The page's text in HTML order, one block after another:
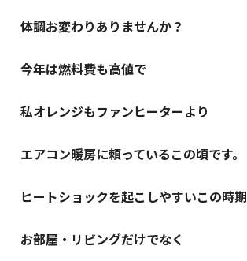
体調お変わりありませんか？
今年は燃料費も高値で
私オレンジもファンヒーターより
エアコン暖房に頼っているこの頃です。
ヒートショックを起こしやすいこの時期
お部屋・リビングだけでなく